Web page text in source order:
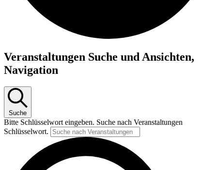
Veranstaltungen
für
November
2024
Veranstaltungen Suche und Ansichten,
Navigation
Suche
Bitte Schlüsselwort eingeben. Suche nach Veranstaltungen
Schlüsselwort.